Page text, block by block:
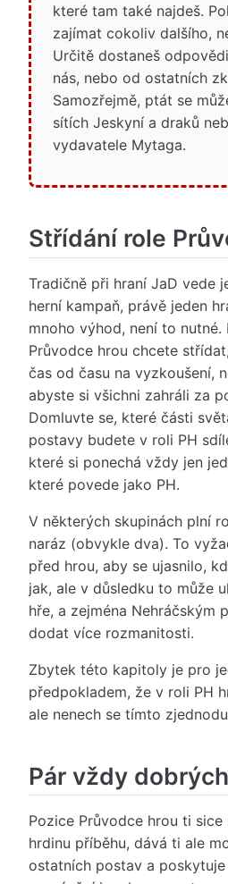
které tam také najdeš.
zajímat cokoliv dalšího,
Určitě dostaneš
nás, nebo od ostatních
Samozřejmě, ptát se
sítích Jeskyní a draků
vydavatele Mytaga.
Střídání role
Tradičně při hraní JaD vede
herní kampaň, právě jeden
mnoho výhod, není to nutné.
Průvodce hrou chcete
čas od času na vyzkoušení,
abyste si všichni zahráli za
Domluvte se, které části
postavy budete v roli PH
které si ponechá vždy jen
které povede jako PH.
V některých skupinách plní
naráz (obvykle dva). To
před hrou, aby se ujasnilo,
jak, ale v důsledku to může
hře, a zejména Nehráčským
dodat více rozmanitosti.
Zbytek této kapitoly je pro
předpokladem, že v roli PH
ale nenech se tímto
Pár vždy
Pozice Průvodce hrou ti sice
hrdinu příběhu, dává ti ale
ostatních postav a